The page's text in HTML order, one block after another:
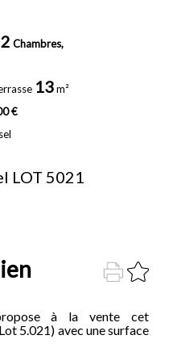
2 Chambres,
13m²
€
LOT 5021
à la vente cet
5.021) avec une surface